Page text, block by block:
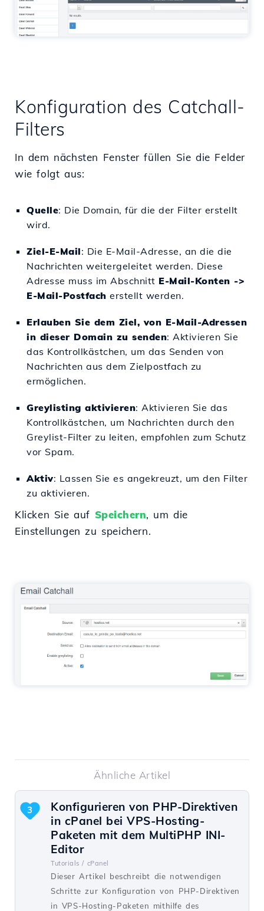
Konfiguration des Catchall-
Filters
In dem nächsten Fenster füllen Sie die Felder
wie folgt aus:
Quelle: Die Domain, für die der Filter erstellt
wird.
Ziel-E-Mail: Die E-Mail-Adresse, an die die
Nachrichten weitergeleitet werden. Diese
Adresse muss im Abschnitt E-Mail-Konten ->
E-Mail-Postfach erstellt werden.
Erlauben Sie dem Ziel, von E-Mail-Adressen
in dieser Domain zu senden: Aktivieren Sie
das Kontrollkästchen, um das Senden von
Nachrichten aus dem Zielpostfach zu
ermöglichen.
Greylisting aktivieren: Aktivieren Sie das
Kontrollkästchen, um Nachrichten durch den
Greylist-Filter zu leiten, empfohlen zum Schutz
vor Spam.
Aktiv: Lassen Sie es angekreuzt, um den Filter
zu aktivieren.
Klicken Sie auf Speichern, um die
Einstellungen zu speichern.
Ähnliche Artikel
Konfigurieren von PHP-Direktiven
in cPanel bei VPS-Hosting-
Paketen mit dem MultiPHP INI-
Editor
Tutorials / cPanel
Dieser Artikel beschreibt die notwendigen
Schritte zur Konfiguration von PHP-Direktiven
in VPS-Hosting-Paketen mithilfe des
3